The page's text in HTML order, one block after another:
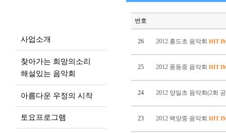
사업소개
찾아가는 희망의소리
해설있는 음악회
아름다운 우정의 시작
토요프로그램
번호
26 2012 흥도초 음악회 HIT
25 2012 풍동중 음악회 HIT
24 2012 양일초 음악회(2회
23 2012 백양중 음악회 HIT